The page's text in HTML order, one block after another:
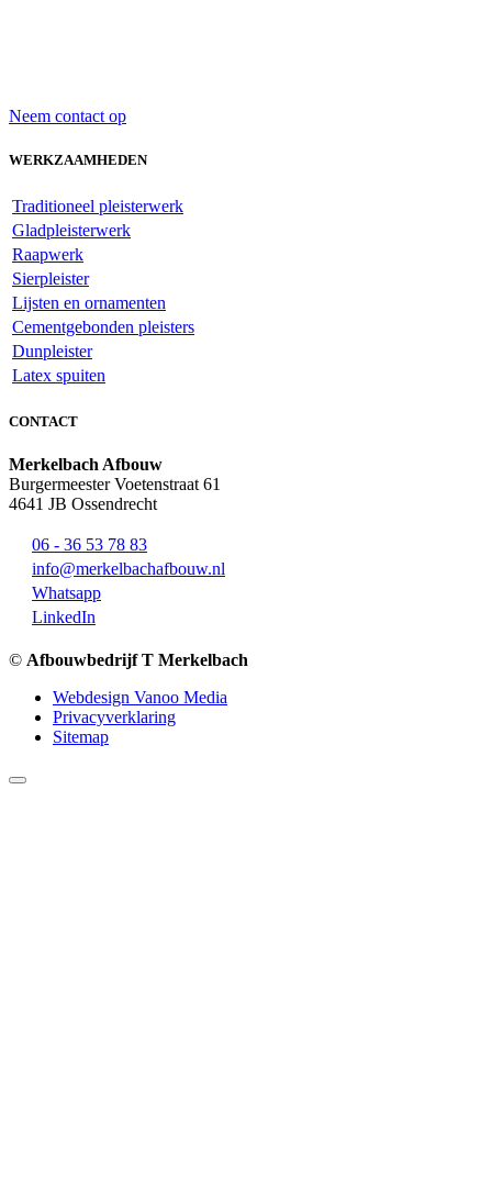
Neem contact op
WERKZAAMHEDEN
Traditioneel pleisterwerk
Gladpleisterwerk
Raapwerk
Sierpleister
Lijsten en ornamenten
Cementgebonden pleisters
Dunpleister
Latex spuiten
CONTACT
Merkelbach Afbouw
Burgermeester Voetenstraat 61
4641 JB Ossendrecht
06 - 36 53 78 83
info@merkelbachafbouw.nl
Whatsapp
LinkedIn
© Afbouwbedrijf T Merkelbach
Webdesign Vanoo Media
Privacyverklaring
Sitemap